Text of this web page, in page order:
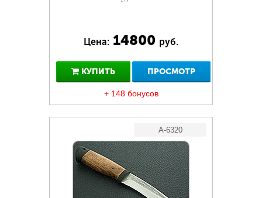
Цена: 14800 руб.
КУПИТЬ ПРОСМОТР
+ 148 бонусов
A-6320